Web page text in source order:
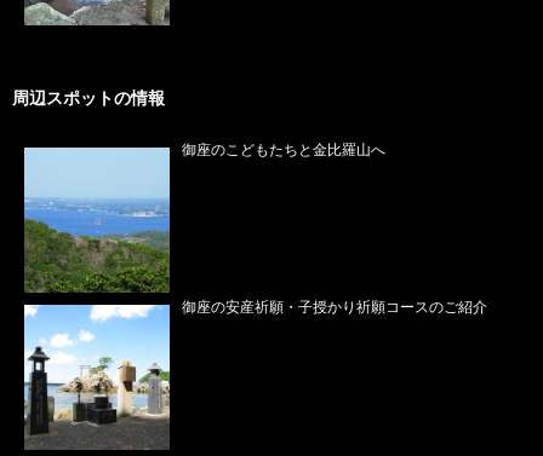
周辺スポットの情報
御座のこどもたちと金比羅山へ
御座の安産祈願・子授かり祈願コースのご紹介